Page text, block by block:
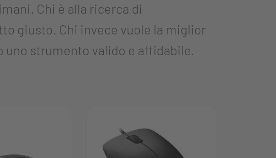
Chi è alla ricerca di
giusto. Chi invece vuole la miglior
uno strumento valido e affidabile.